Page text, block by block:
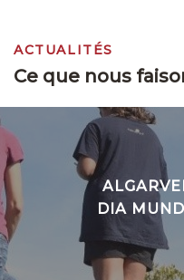
ACTUALITÉS
Ce que nous
DIA